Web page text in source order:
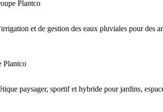
et de gestion des eaux pluviales pour des
paysager, sportif et hybride pour jardins,